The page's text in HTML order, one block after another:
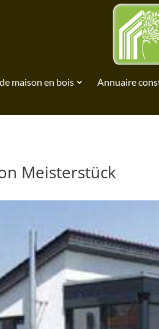
maison en bois Annuaire
Meisterstück